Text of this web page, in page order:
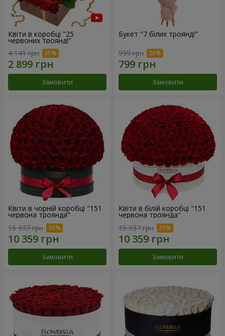
Квіти в коробці "25
червоних троянд!"
4 141 грн
Замовити
Букет "7 білих троянд!"
999 грн
Замовити
Квіти в чорній коробці "151
червона троянда"
15 937 грн
Замовити
Квіти в білій коробці "151
червона троянда"
15 937 грн
Замовити